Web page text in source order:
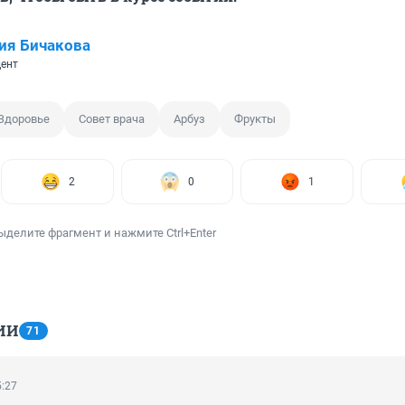
Бичакова
Совет врача Арбуз Фрукты
2 0 1
фрагмент и нажмите Ctrl+Enter
71